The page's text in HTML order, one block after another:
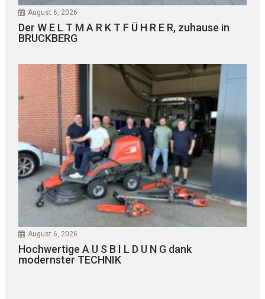
August 6, 2026
Der W E L T M A R K T F Ü H R E R, zuhause in
BRUCKBERG
August 6, 2026
Hochwertige A U S B I L D U N G dank
modernster TECHNIK